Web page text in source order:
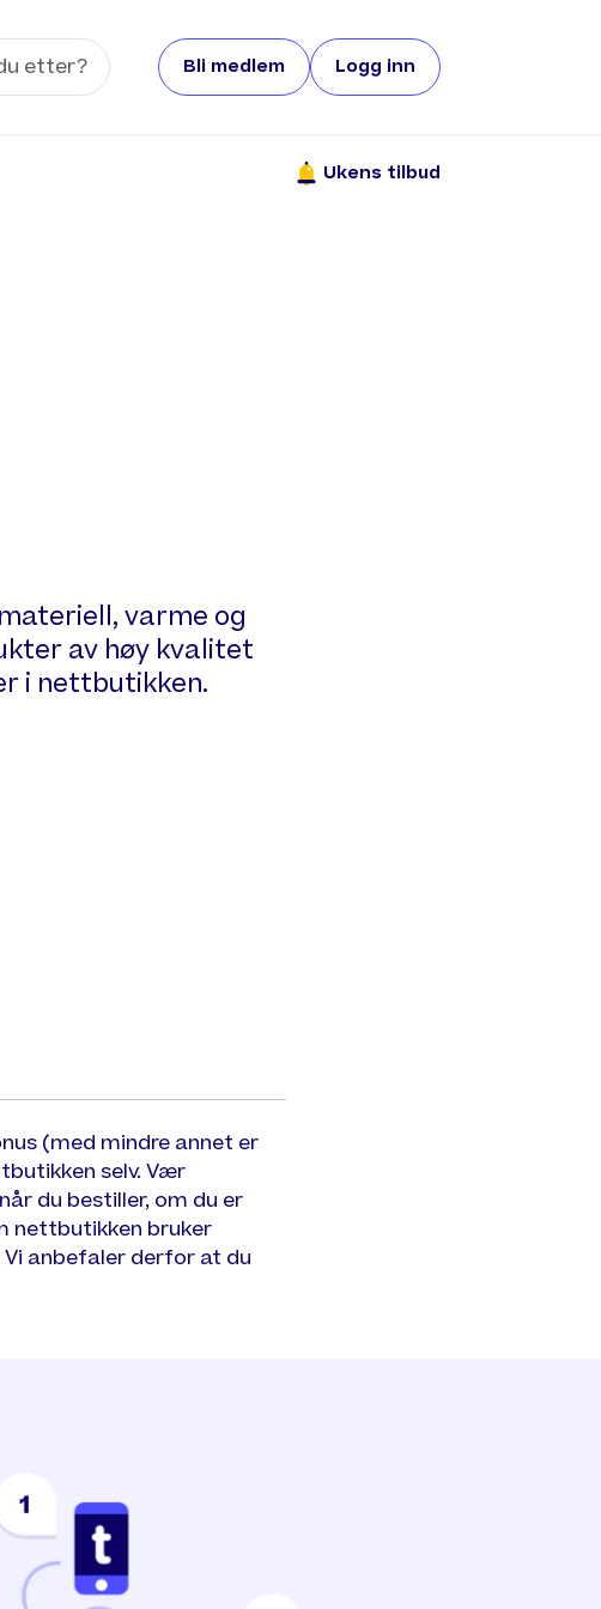
Bli medlem Logg inn
Ukens tilbud
varme og
av høy kvalitet
i nettbutikken.
(med mindre annet er
selv. Vær
du bestiller, om du er
nettbutikken bruker
Vi anbefaler derfor at du